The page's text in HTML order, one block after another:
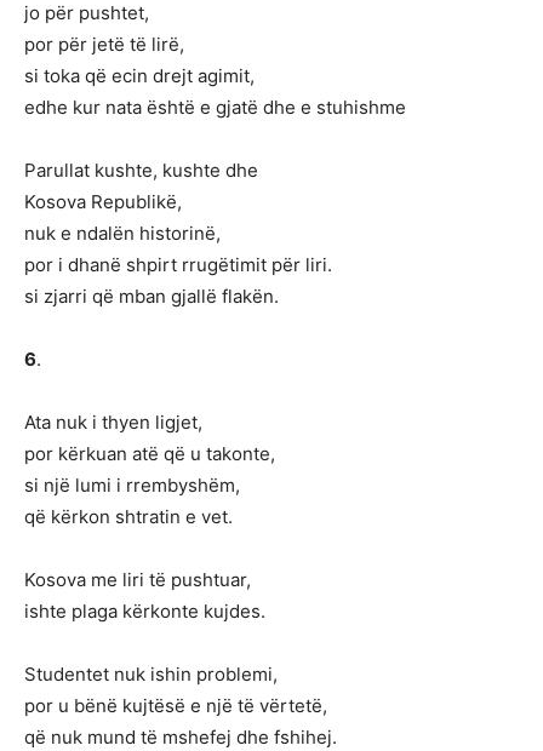
jo për pushtet,
por për jetë të lirë,
si toka që ecin drejt agimit,
edhe kur nata është e gjatë dhe e stuhishme
Parullat kushte, kushte dhe
Kosova Republikë,
nuk e ndalën historinë,
por i dhanë shpirt rrugëtimit për liri.
si zjarri që mban gjallë flakën.
6.
Ata nuk i thyen ligjet,
por kërkuan atë që u takonte,
si një lumi i rrembyshëm,
që kërkon shtratin e vet.
Kosova me liri të pushtuar,
ishte plaga kërkonte kujdes.
Studentet nuk ishin problemi,
por u bënë kujtësë e një të vërtetë,
që nuk mund të mshefej dhe fshihej.